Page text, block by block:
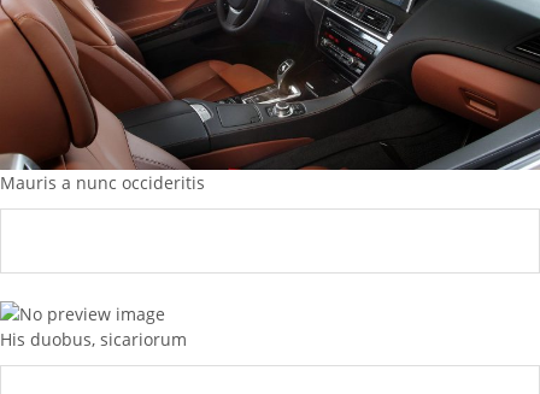
Mauris a nunc occideritis
His duobus, sicariorum